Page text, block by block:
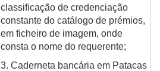
classificação de credenciação
constante do catálogo de prémios,
em ficheiro de imagem, onde
consta o nome do requerente;
3. Caderneta bancária em Patacas